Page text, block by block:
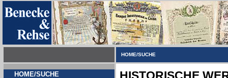
HOME/SUCHE
HOME/SUCHE